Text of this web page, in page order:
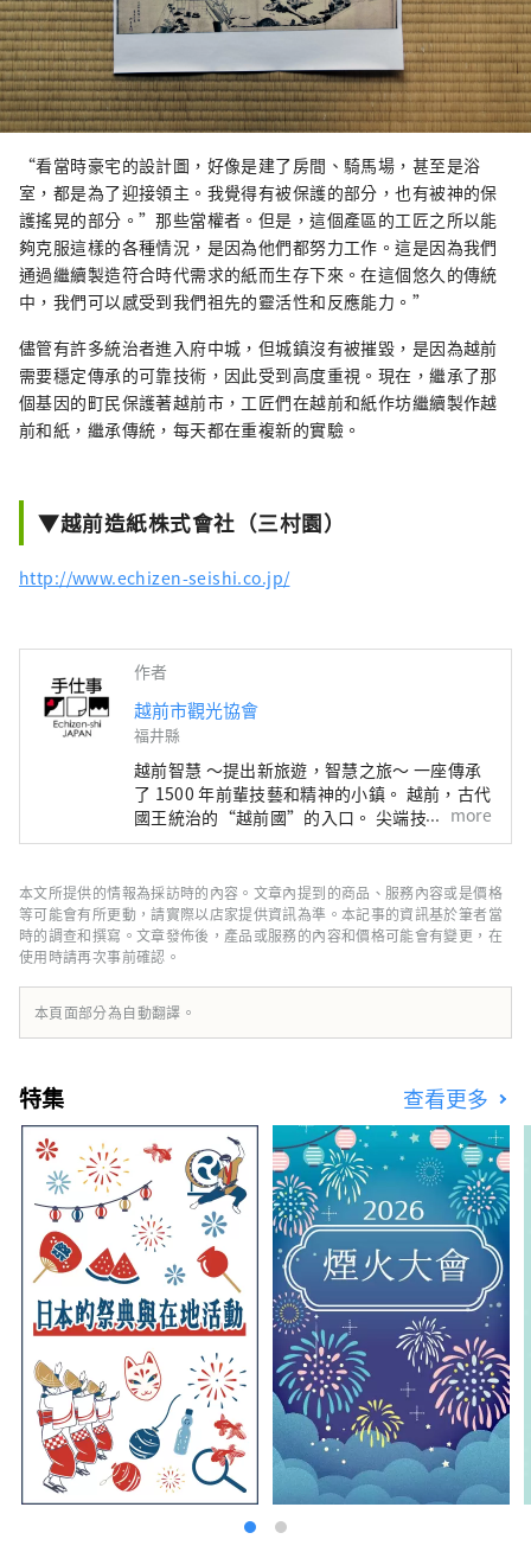
“看當時豪宅的設計圖，好像是建了房間、騎馬場，甚至是浴
室，都是為了迎接領主。我覺得有被保護的部分，也有被神的保
護搖晃的部分。”那些當權者。但是，這個產區的工匠之所以能
夠克服這樣的各種情況，是因為他們都努力工作。這是因為我們
通過繼續製造符合時代需求的紙而生存下來。在這個悠久的傳統
中，我們可以感受到我們祖先的靈活性和反應能力。”
儘管有許多統治者進入府中城，但城鎮沒有被摧毀，是因為越前
需要穩定傳承的可靠技術，因此受到高度重視。現在，繼承了那
個基因的町民保護著越前市，工匠們在越前和紙作坊繼續製作越
前和紙，繼承傳統，每天都在重複新的實驗。
▼越前造紙株式會社（三村園）
http://www.echizen-seishi.co.jp/
作者
越前市觀光協會
福井縣
越前智慧 ～提出新旅遊，智慧之旅～ 一座傳承
了 1500 年前輩技藝和精神的小鎮。 越前，古代
國王統治的“越前國”的入口。 尖端技術和文
化最先從日本海彼岸流入的智慧之地，成為日本
的傳統產業中，在生活在這裡的人們的心中，還
活著著人類想要帶給下一個1000年的普世智
慧。 此時此地，跨越國界、跨越時空的交流孕
育著未來。 尋找光的新探索。 歡迎來到越前。
more
本文所提供的情報為採訪時的內容。文章內提到的商品、服務內容或是價格
等可能會有所更動，請實際以店家提供資訊為準。本記事的資訊基於筆者當
時的調查和撰寫。文章發佈後，產品或服務的內容和價格可能會有變更，在
使用時請再次事前確認。
本頁面部分為自動翻譯。
特集 查看更多